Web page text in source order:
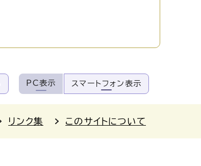
PC表示 スマートフォン表示
リンク集 このサイトについて